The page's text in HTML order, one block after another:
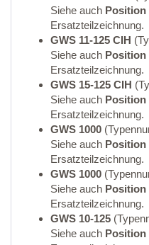
Siehe auch Position
Ersatzteilzeichnung.
GWS 11-125 CIH
Siehe auch Position
Ersatzteilzeichnung.
GWS 15-125 CIH
Siehe auch Position
Ersatzteilzeichnung.
GWS 1000
Siehe auch Position
Ersatzteilzeichnung.
GWS 1000
Siehe auch Position
Ersatzteilzeichnung.
GWS 10-125
Siehe auch Position